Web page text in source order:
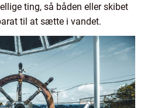
ting, så båden eller skibet
til at sætte i vandet.